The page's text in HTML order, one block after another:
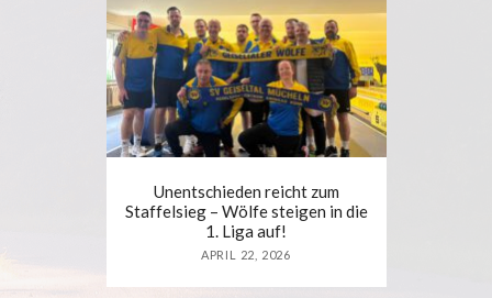
Unentschieden reicht zum
Staffelsieg – Wölfe steigen in die
1. Liga auf!
APRIL 22, 2026